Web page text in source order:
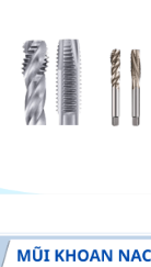
hãng – Nhà phân